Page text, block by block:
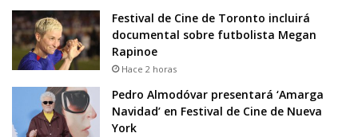
Festival de Cine de Toronto incluirá
documental sobre futbolista Megan
Rapinoe
Hace 2 horas
Pedro Almodóvar presentará ‘Amarga
Navidad’ en Festival de Cine de Nueva
York